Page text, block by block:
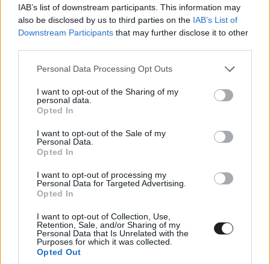
IAB’s list of downstream participants. This information may
also be disclosed by us to third parties on the IAB’s List of
Downstream Participants that may further disclose it to other
Please note that this website/app uses one or more Google
not limited to your visit or usage behaviour. You may click to
grant or deny consent to Google and its third-party tags to
use your data for below specified purposes in below Google
consent section.
Personal Data Processing Opt Outs
I want to opt-out of the Sharing of my
personal data.
Opted In
I want to opt-out of the Sale of my
Personal Data.
Opted In
I want to opt-out of processing my
Personal Data for Targeted Advertising.
Opted In
I want to opt-out of Collection, Use,
Retention, Sale, and/or Sharing of my
Personal Data that Is Unrelated with the
Purposes for which it was collected.
Opted Out
2:55 Kimmel szemmel láthatóan nem marad távol, mint
az elmúlt évek hostjai és továbbra is élcelődik. Kate
McKinnon a Szellemirtókból és Jason Bateman a